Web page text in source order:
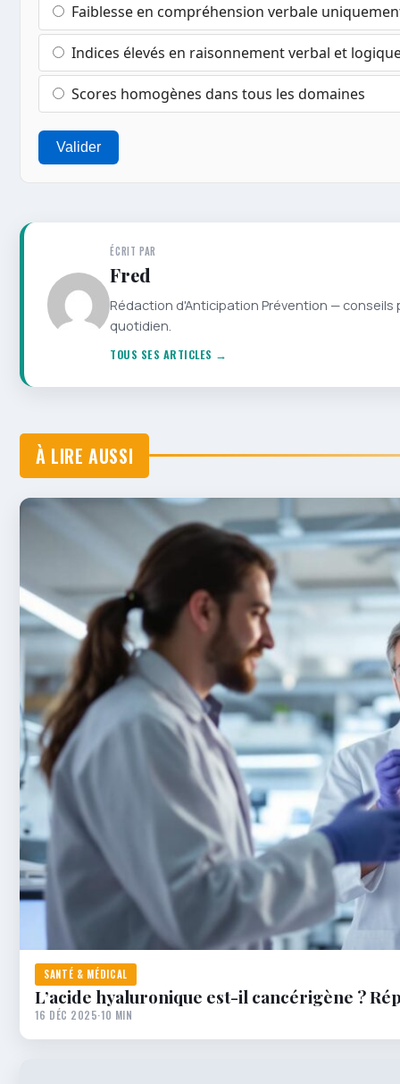
Faiblesse en compréhension verbale
Indices élevés en raisonnement verbal et
Scores homogènes dans tous les domaines
Valider
ÉCRIT PAR
Fred
Rédaction d'Anticipation Prévention —
quotidien.
TOUS SES ARTICLES →
À LIRE AUSSI
SANTÉ & MÉDICAL
L’acide hyaluronique est-il cancérigène ?
16 DÉC 2025·10 MIN